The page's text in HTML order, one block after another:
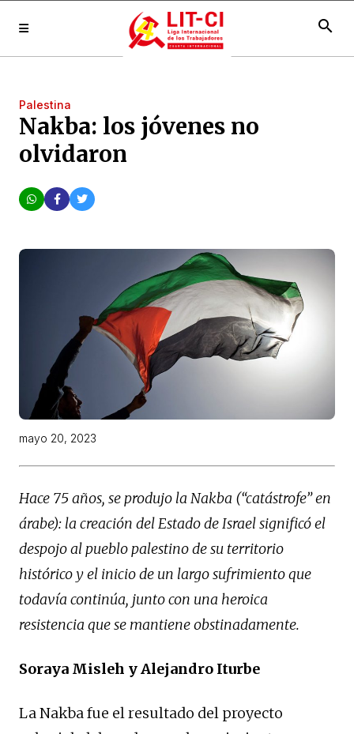
search
Palestina
Nakba: los jóvenes no
olvidaron
mayo 20, 2023
Hace 75 años, se produjo la Nakba (“catástrofe” en
árabe): la creación del Estado de Israel significó el
despojo al pueblo palestino de su territorio
histórico y el inicio de un largo sufrimiento que
todavía continúa, junto con una heroica
resistencia que se mantiene obstinadamente.
Soraya Misleh y Alejandro Iturbe
La Nakba fue el resultado del proyecto